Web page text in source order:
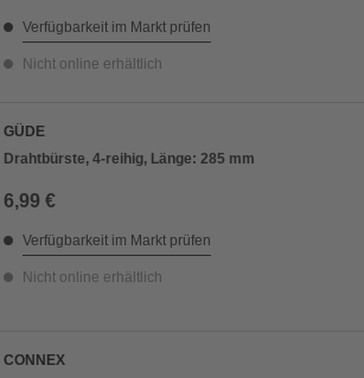
Verfügbarkeit im Markt prüfen
Nicht online erhältlich
GÜDE
Drahtbürste, 4-reihig, Länge: 285 mm
6,99 €
Verfügbarkeit im Markt prüfen
Nicht online erhältlich
CONNEX